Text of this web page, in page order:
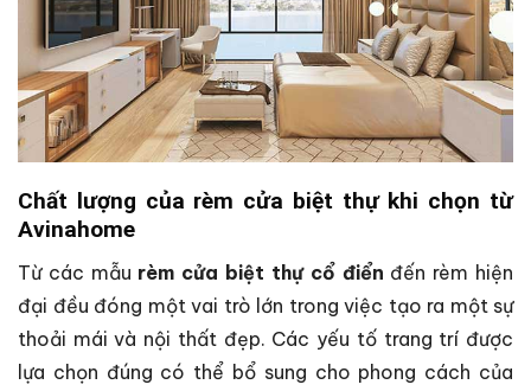
Chất lượng của rèm cửa biệt thự khi chọn từ
Avinahome
Từ các mẫu rèm cửa biệt thự cổ điển đến rèm hiện
đại đều đóng một vai trò lớn trong việc tạo ra một sự
thoải mái và nội thất đẹp. Các yếu tố trang trí được
lựa chọn đúng có thể bổ sung cho phong cách của